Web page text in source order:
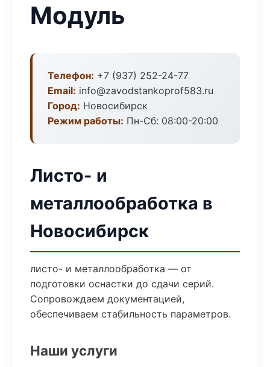
Модуль
Телефон: +7 (937) 252-24-77
Email: info@zavodstankoprof583.ru
Город: Новосибирск
Режим работы: Пн-Сб: 08:00-20:00
Листо- и
металлообработка в
Новосибирск
листо- и металлообработка — от
подготовки оснастки до сдачи серий.
Сопровождаем документацией,
обеспечиваем стабильность параметров.
Наши услуги